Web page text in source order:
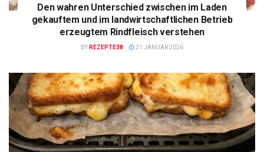
Den wahren Unterschied zwischen im Laden
gekauftem und im landwirtschaftlichen Betrieb
erzeugtem Rindfleisch verstehen
BY REZEPTE38 21 JANUAR 2026